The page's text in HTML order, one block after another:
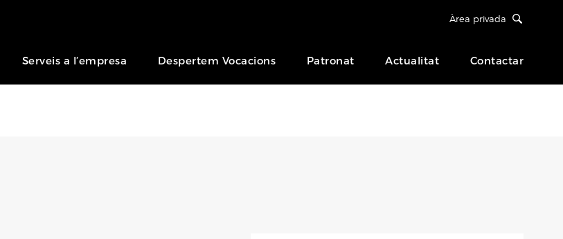
Àrea privada
Serveis a l’empresa Despertem Vocacions Patronat Actualitat Contactar